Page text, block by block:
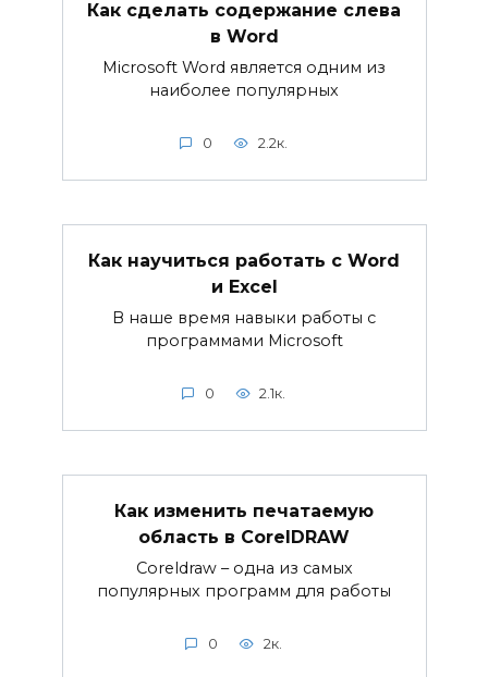
Как сделать содержание слева
в Word
Microsoft Word является одним из
наиболее популярных
0 2.2к.
Как научиться работать с Word
и Excel
В наше время навыки работы с
программами Microsoft
0 2.1к.
Как изменить печатаемую
область в CorelDRAW
Coreldraw – одна из самых
популярных программ для работы
0 2к.